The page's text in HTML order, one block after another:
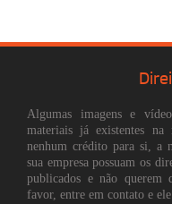
Algumas imagens e
materiais já existentes
nenhum crédito para si, a
sua empresa possuam os
publicados e não querem
favor, entre em contato e